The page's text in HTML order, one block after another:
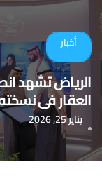
أخبار
الرياض تشهد
العقار في
يناير 25, 2026